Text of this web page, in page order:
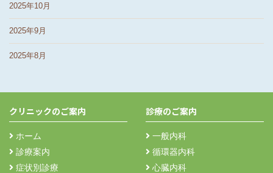
2025年10月
2025年9月
2025年8月
クリニックのご案内
ホーム
診療案内
症状別診療
診療のご案内
一般内科
循環器内科
心臓内科